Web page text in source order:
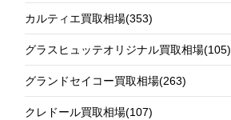
カルティエ買取相場(353)
グラスヒュッテオリジナル買取相場(105)
グランドセイコー買取相場(263)
クレドール買取相場(107)